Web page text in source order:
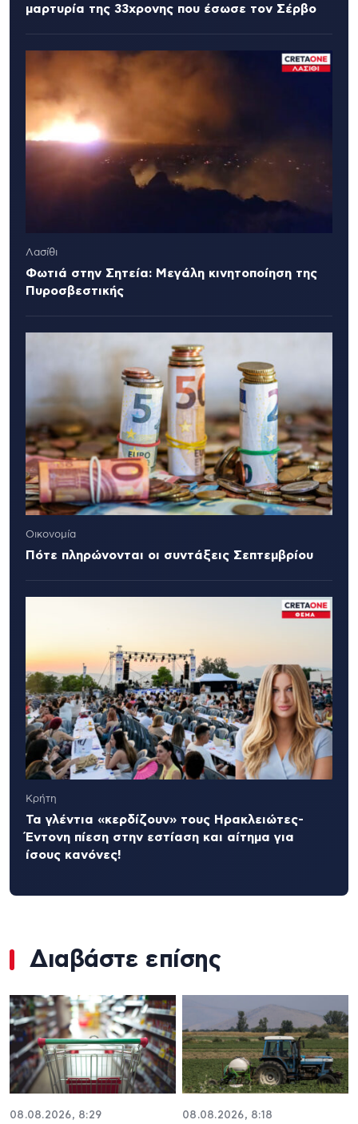
μαρτυρία της 33χρονης που έσωσε τον Σέρβο
Λασίθι
Φωτιά στην Σητεία: Μεγάλη κινητοποίηση της
Πυροσβεστικής
Οικονομία
Πότε πληρώνονται οι συντάξεις Σεπτεμβρίου
Κρήτη
Τα γλέντια «κερδίζουν» τους Ηρακλειώτες-
Έντονη πίεση στην εστίαση και αίτημα για
ίσους κανόνες!
Διαβάστε επίσης
08.08.2026, 8:29 08.08.2026, 8:18